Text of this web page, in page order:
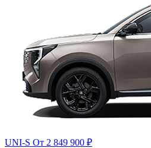
UNI-S От 2 849 900 ₽